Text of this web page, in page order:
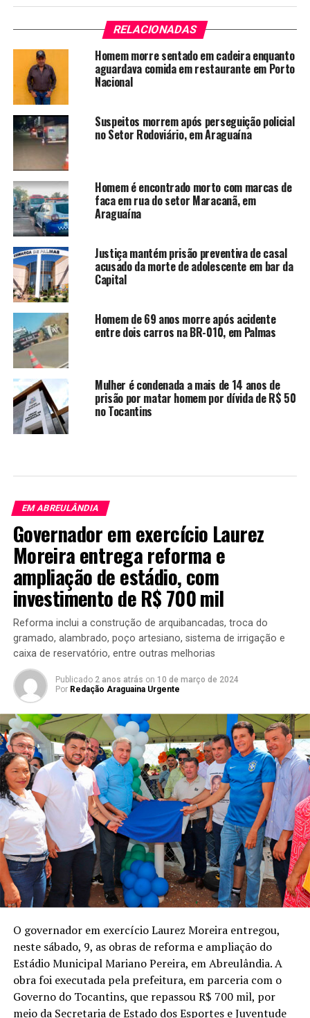
RELACIONADAS
Homem morre sentado em cadeira enquanto
aguardava comida em restaurante em Porto
Nacional
Suspeitos morrem após perseguição policial
no Setor Rodoviário, em Araguaína
Homem é encontrado morto com marcas de
faca em rua do setor Maracanã, em
Araguaína
Justiça mantém prisão preventiva de casal
acusado da morte de adolescente em bar da
Capital
Homem de 69 anos morre após acidente
entre dois carros na BR-010, em Palmas
Mulher é condenada a mais de 14 anos de
prisão por matar homem por dívida de R$ 50
no Tocantins
EM ABREULÂNDIA
Governador em exercício Laurez
Moreira entrega reforma e
ampliação de estádio, com
investimento de R$ 700 mil
Reforma inclui a construção de arquibancadas, troca do
gramado, alambrado, poço artesiano, sistema de irrigação e
caixa de reservatório, entre outras melhorias
Publicado 2 anos atrás on 10 de março de 2024
Por Redação Araguaina Urgente
O governador em exercício Laurez Moreira entregou,
neste sábado, 9, as obras de reforma e ampliação do
Estádio Municipal Mariano Pereira, em Abreulândia. A
obra foi executada pela prefeitura, em parceria com o
Governo do Tocantins, que repassou R$ 700 mil, por
meio da Secretaria de Estado dos Esportes e Juventude